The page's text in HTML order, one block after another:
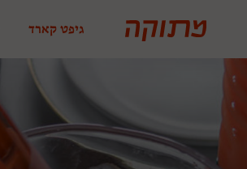
גיפט קארד